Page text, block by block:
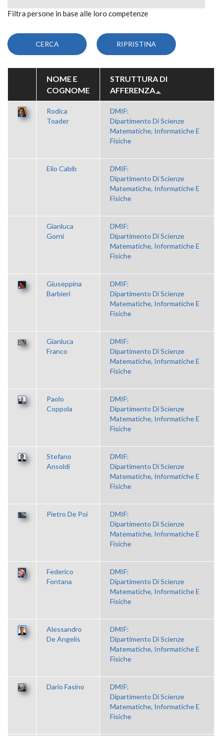
Filtra persone in base alle loro competenze
NOME E
COGNOME
STRUTTURA DI
AFFERENZA
Rodica
Toader
DMIF:
Dipartimento Di Scienze
Matematiche, Informatiche E
Fisiche
Elio Cabib
DMIF:
Dipartimento Di Scienze
Matematiche, Informatiche E
Fisiche
Gianluca
Gorni
DMIF:
Dipartimento Di Scienze
Matematiche, Informatiche E
Fisiche
Giuseppina
Barbieri
DMIF:
Dipartimento Di Scienze
Matematiche, Informatiche E
Fisiche
Gianluca
Franco
DMIF:
Dipartimento Di Scienze
Matematiche, Informatiche E
Fisiche
Paolo
Coppola
DMIF:
Dipartimento Di Scienze
Matematiche, Informatiche E
Fisiche
Stefano
Ansoldi
DMIF:
Dipartimento Di Scienze
Matematiche, Informatiche E
Fisiche
Pietro De Poi
DMIF:
Dipartimento Di Scienze
Matematiche, Informatiche E
Fisiche
Federico
Fontana
DMIF:
Dipartimento Di Scienze
Matematiche, Informatiche E
Fisiche
Alessandro
De Angelis
DMIF:
Dipartimento Di Scienze
Matematiche, Informatiche E
Fisiche
Dario Fasino
DMIF:
Dipartimento Di Scienze
Matematiche, Informatiche E
Fisiche